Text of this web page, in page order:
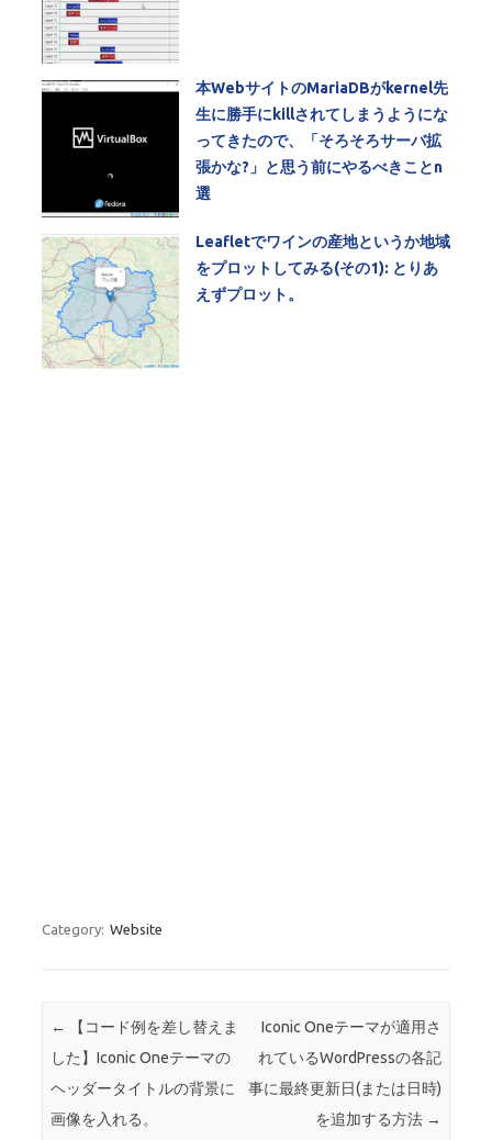
本WebサイトのMariaDBがkernel先
生に勝手にkillされてしまうようにな
ってきたので、「そろそろサーバ拡
張かな?」と思う前にやるべきことn
選
Leafletでワインの産地というか地域
をプロットしてみる(その1): とりあ
えずプロット。
Category: Website
Post navigation
←
【コード例を差し替えま
した】Iconic Oneテーマの
ヘッダータイトルの背景に
画像を入れる。
Iconic Oneテーマが適用さ
れているWordPressの各記
事に最終更新日(または日時)
を追加する方法 →